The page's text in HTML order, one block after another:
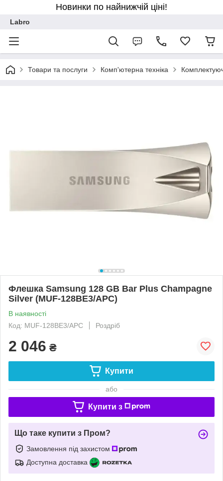
Новинки по найнижчій ціні!
Labro
Товари та послуги Комп'ютерна техніка
Флешка Samsung 128 GB Bar Plus Champagne
Silver (MUF-128BE3/APC)
В наявності
Код: MUF-128BE3/APC
Роздріб
2 046 ₴
Купити
або
Купити з
Що таке купити з Пром?
Замовлення під захистом
Доступна доставка